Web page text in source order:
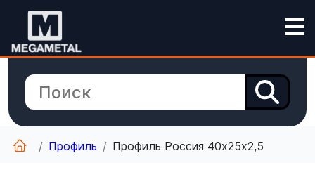
Профиль Профиль Россия 40х25х2,5